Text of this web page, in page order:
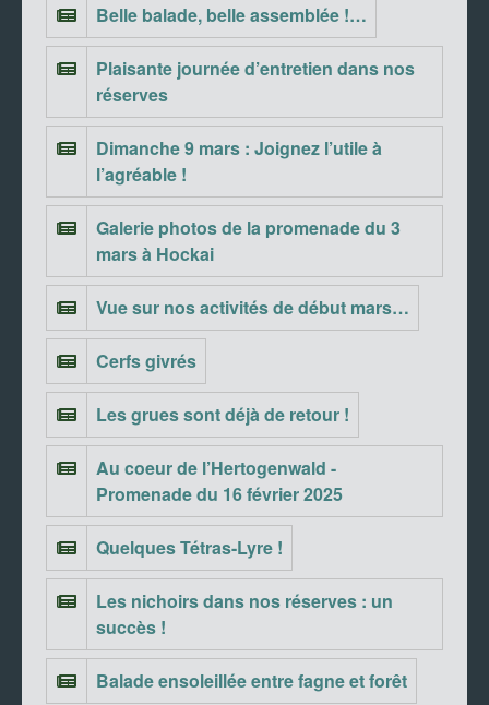
Belle balade, belle assemblée !…
Plaisante journée d’entretien dans nos
réserves
Dimanche 9 mars : Joignez l’utile à
l’agréable !
Galerie photos de la promenade du 3
mars à Hockai
Vue sur nos activités de début mars…
Cerfs givrés
Les grues sont déjà de retour !
Au coeur de l’Hertogenwald -
Promenade du 16 février 2025
Quelques Tétras-Lyre !
Les nichoirs dans nos réserves : un
succès !
Balade ensoleillée entre fagne et forêt